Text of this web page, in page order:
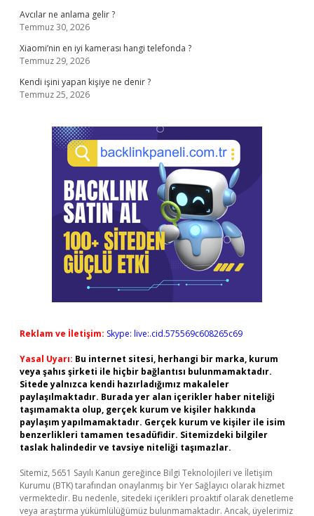
Avcılar ne anlama gelir ?
Temmuz 30, 2026
Xiaomi’nin en iyi kamerası hangi telefonda ?
Temmuz 29, 2026
Kendi işini yapan kişiye ne denir ?
Temmuz 25, 2026
Reklam ve İletişim: Skype: live:.cid.575569c608265c69
Yasal Uyarı: Bu internet sitesi, herhangi bir marka, kurum
veya şahıs şirketi ile hiçbir bağlantısı bulunmamaktadır.
Sitede yalnızca kendi hazırladığımız makaleler
paylaşılmaktadır. Burada yer alan içerikler haber niteliği
taşımamakta olup, gerçek kurum ve kişiler hakkında
paylaşım yapılmamaktadır. Gerçek kurum ve kişiler ile isim
benzerlikleri tamamen tesadüfidir. Sitemizdeki bilgiler
taslak halindedir ve tavsiye niteliği taşımazlar.
Sitemiz, 5651 Sayılı Kanun gereğince Bilgi Teknolojileri ve İletişim
Kurumu (BTK) tarafından onaylanmış bir Yer Sağlayıcı olarak hizmet
vermektedir. Bu nedenle, sitedeki içerikleri proaktif olarak denetleme
veya araştırma yükümlülüğümüz bulunmamaktadır. Ancak, üyelerimiz